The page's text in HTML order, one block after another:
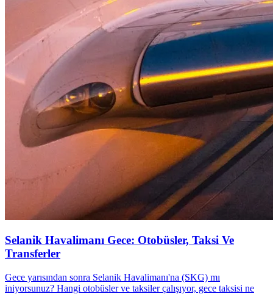
Selanik Havalimanı Gece: Otobüsler, Taksi Ve
Transferler
Gece yarısından sonra Selanik Havalimanı'na (SKG) mı
iniyorsunuz? Hangi otobüsler ve taksiler çalışıyor, gece taksisi ne